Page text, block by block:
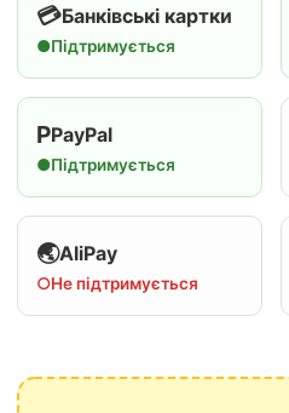
💳Банківські картки
●Підтримується
PPayPal
●Підтримується
🌏AliPay
○Не підтримується